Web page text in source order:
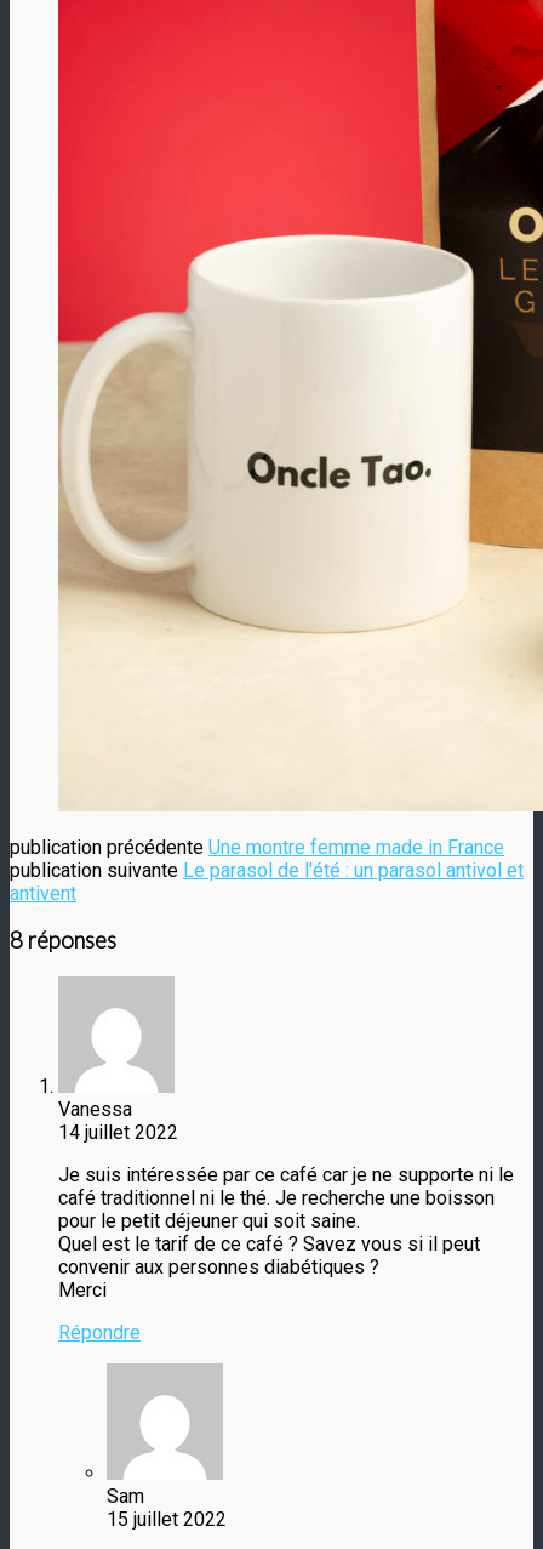
publication précédente Une montre femme made in France
publication suivante Le parasol de l'été : un parasol antivol et
antivent
8 réponses
Vanessa
14 juillet 2022
Je suis intéressée par ce café car je ne supporte ni le
café traditionnel ni le thé. Je recherche une boisson
pour le petit déjeuner qui soit saine.
Quel est le tarif de ce café ? Savez vous si il peut
convenir aux personnes diabétiques ?
Merci
Répondre
Sam
15 juillet 2022